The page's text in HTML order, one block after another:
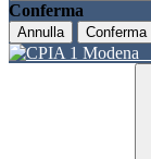
Conferma
Annulla Conferma